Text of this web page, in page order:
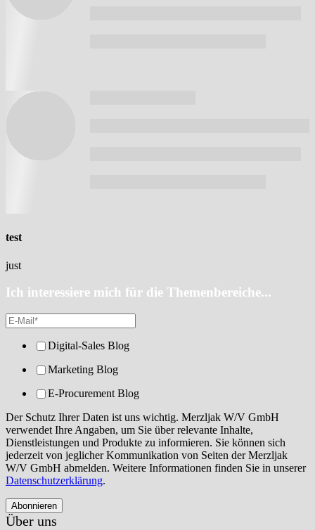
test
just
Ich interessiere mich für die Themenbereiche...
Digital-Sales Blog
Marketing Blog
E-Procurement Blog
Der Schutz Ihrer Daten ist uns wichtig. Merzljak W/V GmbH
verwendet Ihre Angaben, um Sie über relevante Inhalte,
Dienstleistungen und Produkte zu informieren. Sie können sich
jederzeit von jeglicher Kommunikation von Seiten der Merzljak
W/V GmbH abmelden. Weitere Informationen finden Sie in unserer
Datenschutzerklärung.
Über uns